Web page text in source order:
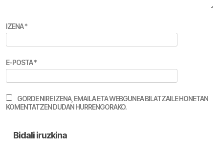
IZENA*
E-POSTA*
GORDE NIRE IZENA, EMAILA ETA WEBGUNEA BILATZAILE HONETAN
KOMENTATZEN DUDAN HURRENGORAKO.